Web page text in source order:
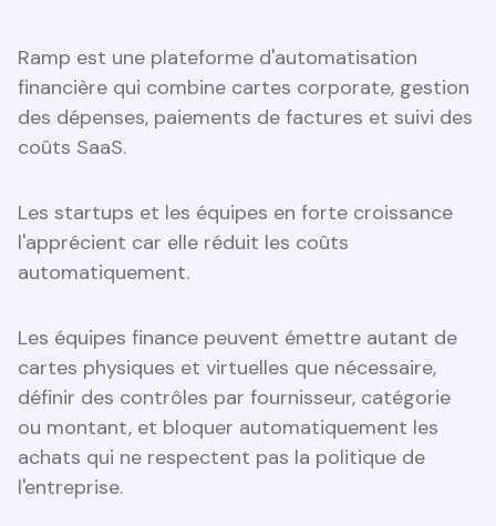
Ramp est une plateforme d'automatisation
financière qui combine cartes corporate, gestion
des dépenses, paiements de factures et suivi des
coûts SaaS.
Les startups et les équipes en forte croissance
l'apprécient car elle réduit les coûts
automatiquement.
Les équipes finance peuvent émettre autant de
cartes physiques et virtuelles que nécessaire,
définir des contrôles par fournisseur, catégorie
ou montant, et bloquer automatiquement les
achats qui ne respectent pas la politique de
l'entreprise.